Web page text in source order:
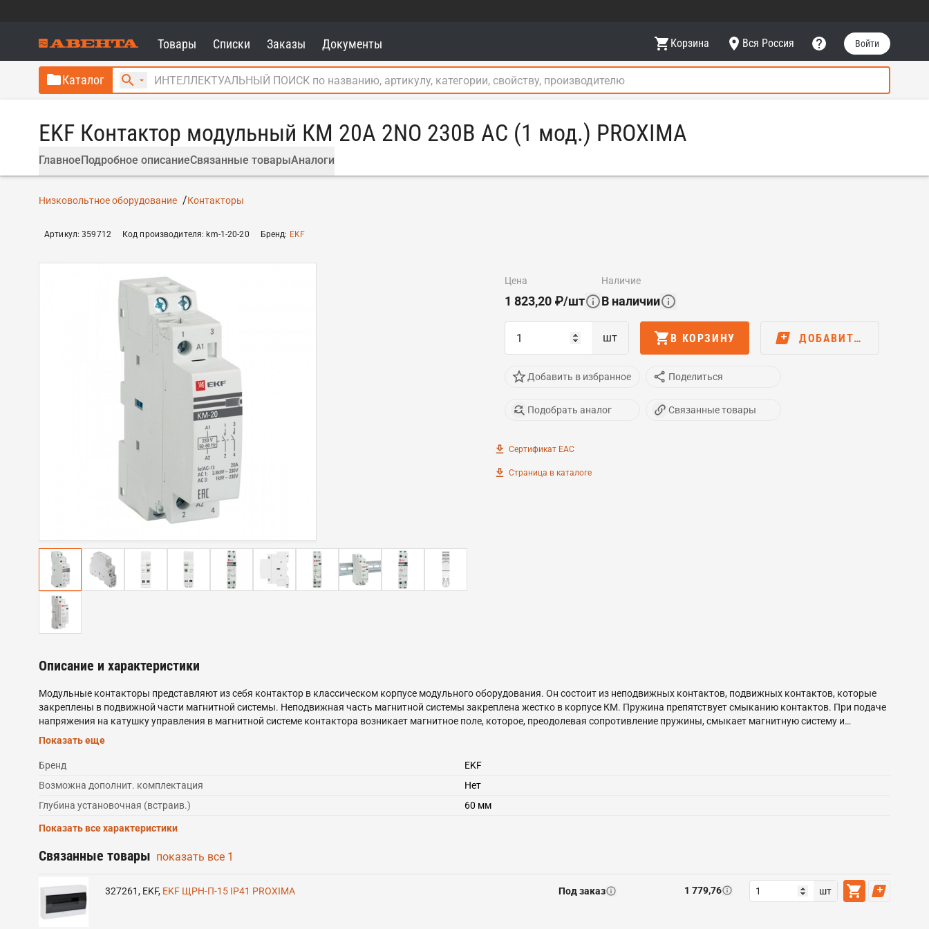
Товары Списки Заказы Документы Корзина Вся Россия Войти
Каталог
EKF Контактор модульный КМ 20А 2NO 230В АС (1 мод.) PROXIMA
ГлавноеПодробное описаниеСвязанные товарыАналоги
Низковольтное оборудование Контакторы
Артикул:359712 Код производителя: km-1-20-20 Бренд: EKF
цена
1 823,20 ₽/шт
наличие
В наличии
шт В КОРЗИНУ ДОБАВИТЬ В…
Добавить в избранное Поделиться
Подобрать аналог Связанные товары
Сертификат EAC
Страница в каталоге
Описание и характеристики
Модульные контакторы представляют из себя контактор в классическом корпусе модульного оборудования. Он состоит из неподвижных контактов, подвижных контактов, которые
закреплены в подвижной части магнитной системы. Неподвижная часть магнитной системы закреплена жестко в корпусе КМ. Пружина препятствует смыканию контактов. При подаче
напряжения на катушку управления в магнитной системе контактора возникает магнитное поле, которое, преодолевая сопротивление пружины, смыкает магнитную систему и
замыкает контакты. При отключении напряжения с катушки управления пружина размыкает контакты. Возможна коммутация алюминиевым и медным проводом.
Показать еще
Бренд
EKF
Возможна дополнит. комплектация
Нет
Глубина установочная (встраив.)
60 мм
Показать все характеристики
Связанные товары показать все 1
327261, EKF, EKF ЩРН-П-15 IP41 PROXIMA Под заказ 1 779,76 шт